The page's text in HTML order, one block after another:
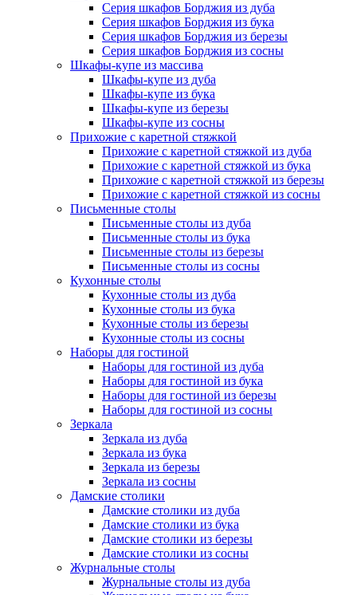
Серия шкафов Борджия из дуба
Серия шкафов Борджия из бука
Серия шкафов Борджия из березы
Серия шкафов Борджия из сосны
Шкафы-купе из массива
Шкафы-купе из дуба
Шкафы-купе из бука
Шкафы-купе из березы
Шкафы-купе из сосны
Прихожие с каретной стяжкой
Прихожие с каретной стяжкой из дуба
Прихожие с каретной стяжкой из бука
Прихожие с каретной стяжкой из березы
Прихожие с каретной стяжкой из сосны
Письменные столы
Письменные столы из дуба
Письменные столы из бука
Письменные столы из березы
Письменные столы из сосны
Кухонные столы
Кухонные столы из дуба
Кухонные столы из бука
Кухонные столы из березы
Кухонные столы из сосны
Наборы для гостиной
Наборы для гостиной из дуба
Наборы для гостиной из бука
Наборы для гостиной из березы
Наборы для гостиной из сосны
Зеркала
Зеркала из дуба
Зеркала из бука
Зеркала из березы
Зеркала из сосны
Дамские столики
Дамские столики из дуба
Дамские столики из бука
Дамские столики из березы
Дамские столики из сосны
Журнальные столы
Журнальные столы из дуба